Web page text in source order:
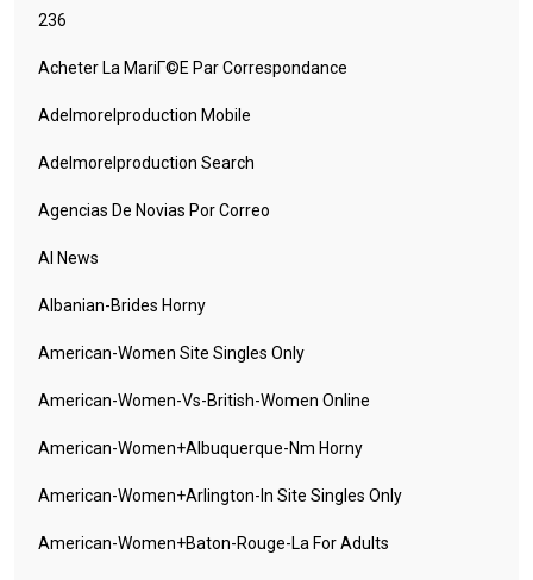
236
Acheter La MariГ©e Par Correspondance
Adelmorelproduction Mobile
Adelmorelproduction Search
Agencias De Novias Por Correo
AI News
Albanian-Brides Horny
American-Women Site Singles Only
American-Women-Vs-British-Women Online
American-Women+albuquerque-Nm Horny
American-Women+arlington-In Site Singles Only
American-Women+baton-Rouge-La For Adults